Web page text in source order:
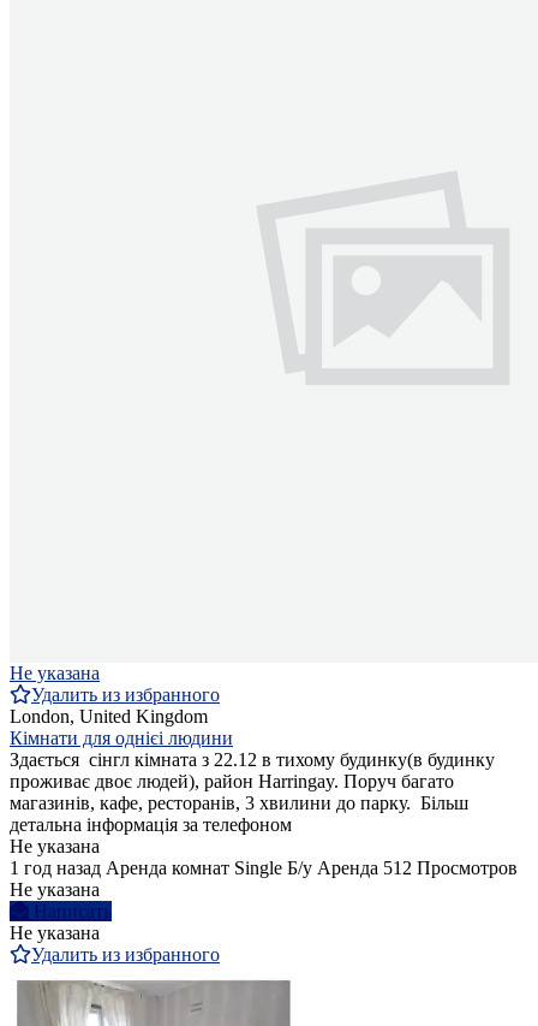
Не указана
Удалить из избранного
London, United Kingdom
Кімнати для однієі людини
Здається сінгл кімната з 22.12 в тихому будинку(в будинку
проживає двоє людей), район Harringay. Поруч багато
магазинів, кафе, ресторанів, 3 хвилини до парку. Більш
детальна інформація за телефоном
Не указана
1 год назад Аренда комнат Single Б/у Аренда 512 Просмотров
Не указана
Написать
Не указана
Удалить из избранного